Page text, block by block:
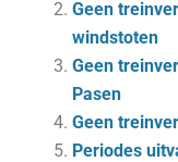
Geen
windstoten
Geen
Pasen
Geen
Periodes